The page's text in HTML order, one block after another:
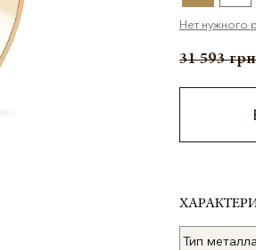
Нет нужного
31 593грн
Тип металла